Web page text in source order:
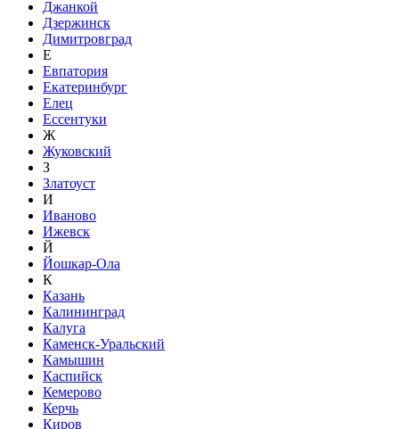
Джанкой
Дзержинск
Димитровград
Е
Евпатория
Екатеринбург
Елец
Ессентуки
Ж
Жуковский
З
Златоуст
И
Иваново
Ижевск
Й
Йошкар-Ола
К
Казань
Калининград
Калуга
Каменск-Уральский
Камышин
Каспийск
Кемерово
Керчь
Киров